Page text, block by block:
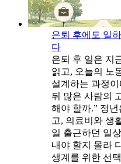
은퇴 후에도 일
다
은퇴 후 일은 지
읽고, 오늘의 노
설계하는 과정
뒤 많은 사람의
해야 할까.” 정
고, 의료비와 생
일 출근하던 일
내야 할지 몰라
생계를 위한 선